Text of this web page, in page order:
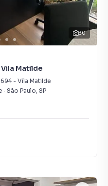
30
Matilde
694- Vila Matilde
· São Paulo, SP